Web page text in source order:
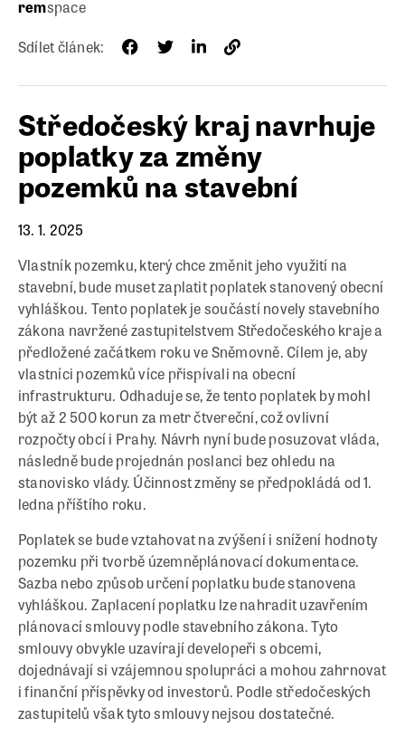
remspace
Sdílet článek:
Středočeský kraj navrhuje
poplatky za změny
pozemků na stavební
13. 1. 2025
Vlastník pozemku, který chce změnit jeho využití na
stavební, bude muset zaplatit poplatek stanovený obecní
vyhláškou. Tento poplatek je součástí novely stavebního
zákona navržené zastupitelstvem Středočeského kraje a
předložené začátkem roku ve Sněmovně. Cílem je, aby
vlastníci pozemků více přispívali na obecní
infrastrukturu. Odhaduje se, že tento poplatek by mohl
být až 2 500 korun za metr čtvereční, což ovlivní
rozpočty obcí i Prahy. Návrh nyní bude posuzovat vláda,
následně bude projednán poslanci bez ohledu na
stanovisko vlády. Účinnost změny se předpokládá od 1.
ledna příštího roku.
Poplatek se bude vztahovat na zvýšení i snížení hodnoty
pozemku při tvorbě územněplánovací dokumentace.
Sazba nebo způsob určení poplatku bude stanovena
vyhláškou. Zaplacení poplatku lze nahradit uzavřením
plánovací smlouvy podle stavebního zákona. Tyto
smlouvy obvykle uzavírají developeři s obcemi,
dojednávají si vzájemnou spolupráci a mohou zahrnovat
i finanční příspěvky od investorů. Podle středočeských
zastupitelů však tyto smlouvy nejsou dostatečné.